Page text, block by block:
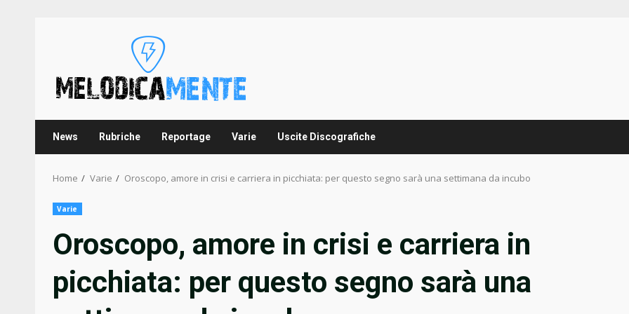
News Rubriche Reportage Varie Uscite Discografiche
Home Varie Oroscopo, amore in crisi e carriera in picchiata: per questo segno sarà una settimana da incubo
Varie
Oroscopo, amore in crisi e carriera in
picchiata: per questo segno sarà una